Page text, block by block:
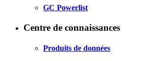
GC Powerlist
Centre de connaissances
Produits de données